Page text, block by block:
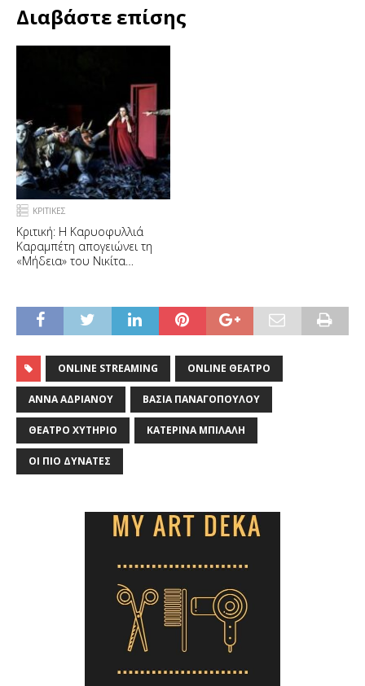
Διαβάστε επίσης
ΚΡΙΤΙΚΕΣ
Κριτική: Η Καρυοφυλλιά
Καραμπέτη απογειώνει τη
«Μήδεια» του Νικίτα
ONLINE STREAMING ONLINE ΘΈΑΤΡΟ
ΆΝΝΑ ΑΔΡΙΑΝΟΎ ΒΆΣΙΑ ΠΑΝΑΓΟΠΟΎΛΟΥ
ΘΈΑΤΡΟ ΧΥΤΉΡΙΟ ΚΑΤΕΡΊΝΑ ΜΠΙΛΆΛΗ
ΟΙ ΠΙΟ ΔΥΝΑΤΈΣ